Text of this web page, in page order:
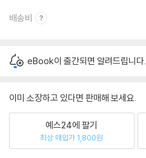
배송비
eBook이 출간되면 알려드립니다.
이미 소장하고 있다면 판매해 보세요.
예스24에 팔기
최상 매입가 1,800원